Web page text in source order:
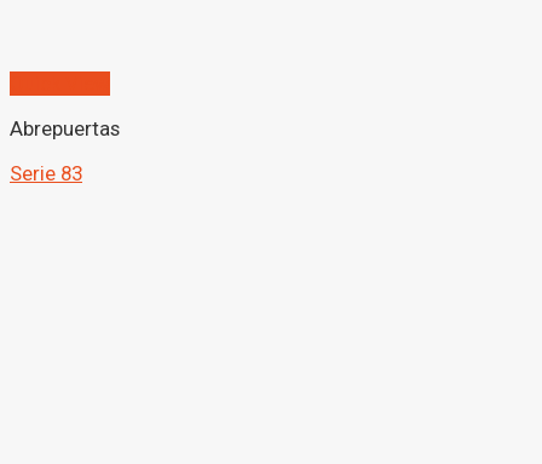
Abrepuertas
Serie 83